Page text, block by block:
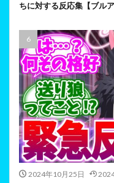
ちに対する反応集【ブル
2024年10月25日